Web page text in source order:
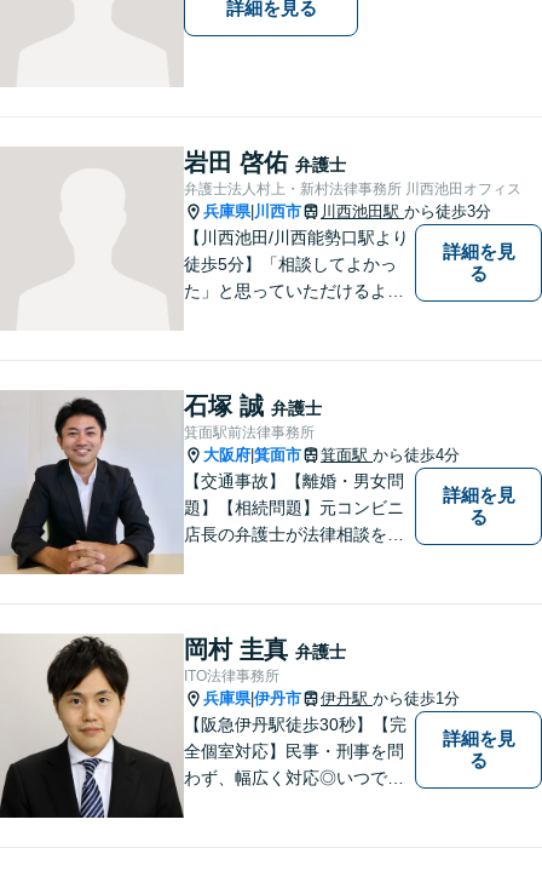
詳細を見る
岩田 啓佑 弁護士
弁護士法人村上・新村法律事務所 川西池田オフィス
兵庫県| 川西市 川西池田駅 から徒歩3分
【川西池田/川西能勢口駅より
徒歩5分】「相談してよかっ
た」と思っていただけるよう
ことなく私にご相談くださ
い。
詳細を見
る
石塚 誠 弁護士
箕面駅前法律事務所
大阪府 箕面市 箕面駅 から徒歩4分
【交通事故】【離婚・男女問
題】【相続問題】元コンビニ
店長の弁護士が法律相談を承
詳細を見
る
岡村 圭真 弁護士
ITO法律事務所
兵庫県|伊丹市 伊丹駅 から徒歩1分
【阪急伊丹駅徒歩30秒】【完
全個室対応】民事・刑事を問
わず、幅広く対応◎いつでも
詳細を見
る